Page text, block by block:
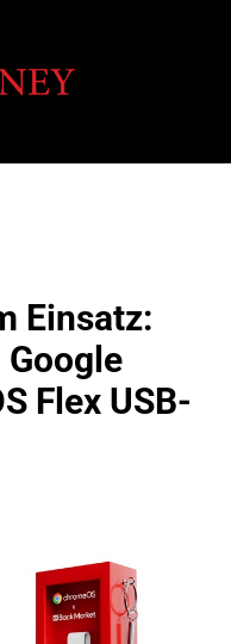
Einsatz:
Flex USB-